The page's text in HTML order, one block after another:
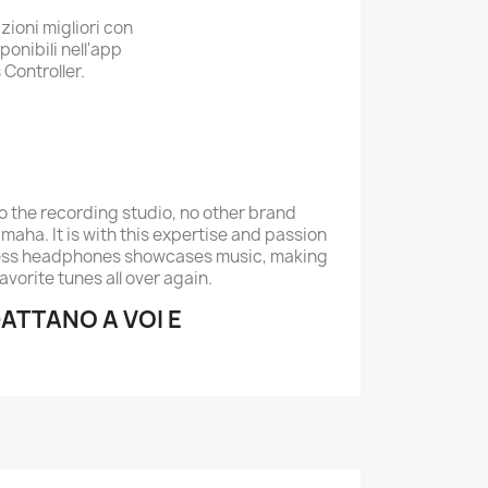
migliori con
nell'app
the recording studio, no other brand
It is with this expertise and passion
headphones showcases music, making
tunes all over again.
A VOI E